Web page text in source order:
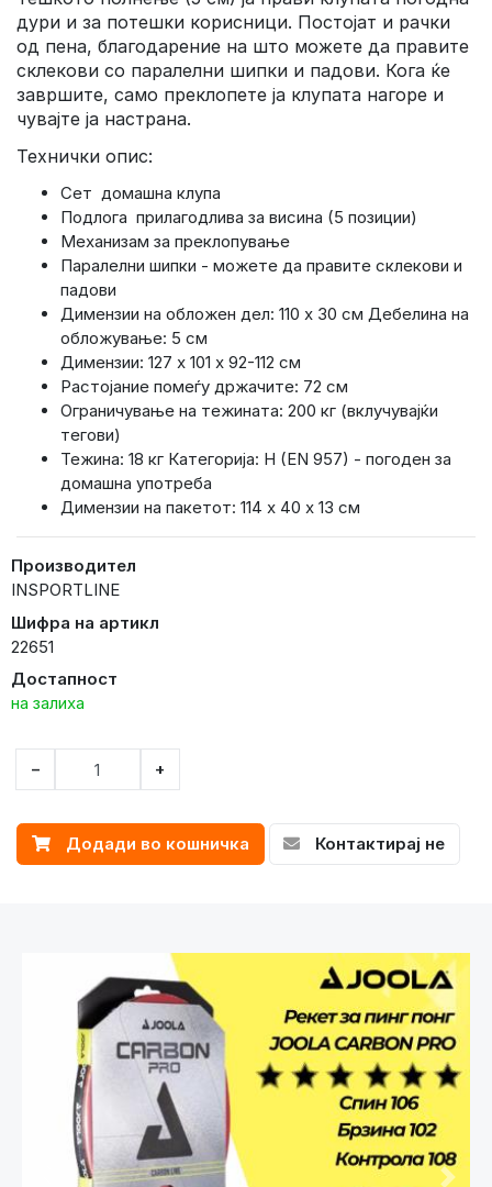
дури и за потешки корисници. Постојат и рачки
од пена, благодарение на што можете да правите
склекови со паралелни шипки и падови. Кога ќе
завршите, само преклопете ја клупата нагоре и
чувајте ја настрана.
Технички опис:
Сет домашна клупа
Подлога прилагодлива за висина (5 позиции)
Механизам за преклопување
Паралелни шипки - можете да правите склекови и
падови
Димензии на обложен дел: 110 x 30 см Дебелина на
обложување: 5 см
Димензии: 127 x 101 x 92-112 см
Растојание помеѓу држачите: 72 см
Ограничување на тежината: 200 кг (вклучувајќи
тегови)
Тежина: 18 кг Категорија: H (EN 957) - погоден за
домашна употреба
Димензии на пакетот: 114 x 40 x 13 см
Производител
INSPORTLINE
Шифра на артикл
22651
Достапност
на залиха
− +
Додади во кошничка Контактирај не